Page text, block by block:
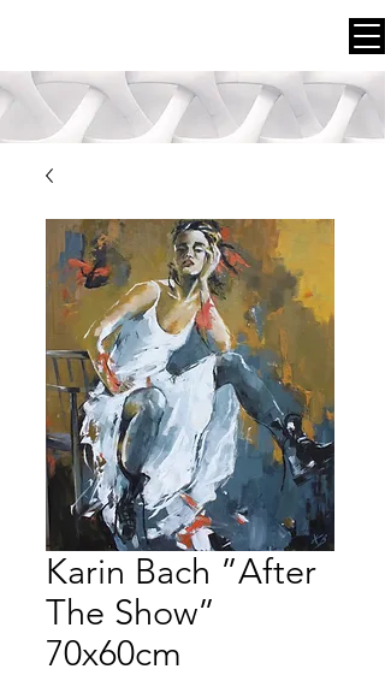
Karin Bach ”After
The Show”
70x60cm